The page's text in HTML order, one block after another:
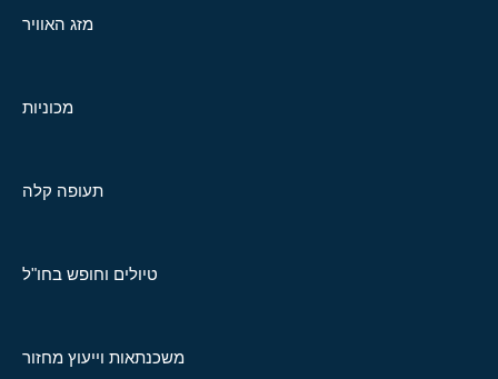
מזג האוויר
מכוניות
תעופה קלה
טיולים וחופש בחו"ל
משכנתאות וייעוץ מחזור